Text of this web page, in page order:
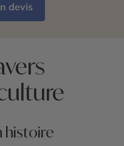
devis
histoire